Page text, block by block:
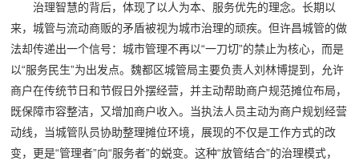
治理智慧的背后，体现了以人为本、服务优先的理念。长期以
来，城管与流动商贩的矛盾被视为城市治理的顽疾。但许昌城管的做
法却传递出一个信号：城市管理不再以“一刀切”的禁止为核心，而是
以“服务民生”为出发点。魏都区城管局主要负责人刘林博提到，允许
商户在传统节日和节假日外摆经营，并主动帮助商户规范摊位布局，
既保障市容整洁，又增加商户收入。当执法人员主动为商户规划经营
动线，当城管队员协助整理摊位环境，展现的不仅是工作方式的改
变，更是“管理者”向“服务者”的蜕变。这种“放管结合”的治理模式，